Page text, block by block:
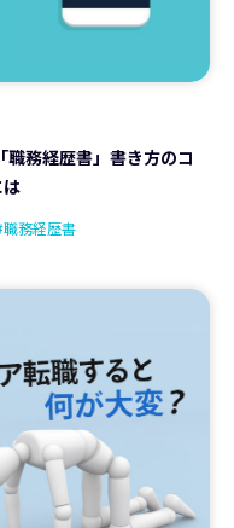
職務経歴書」書き方のコ
職務経歴書